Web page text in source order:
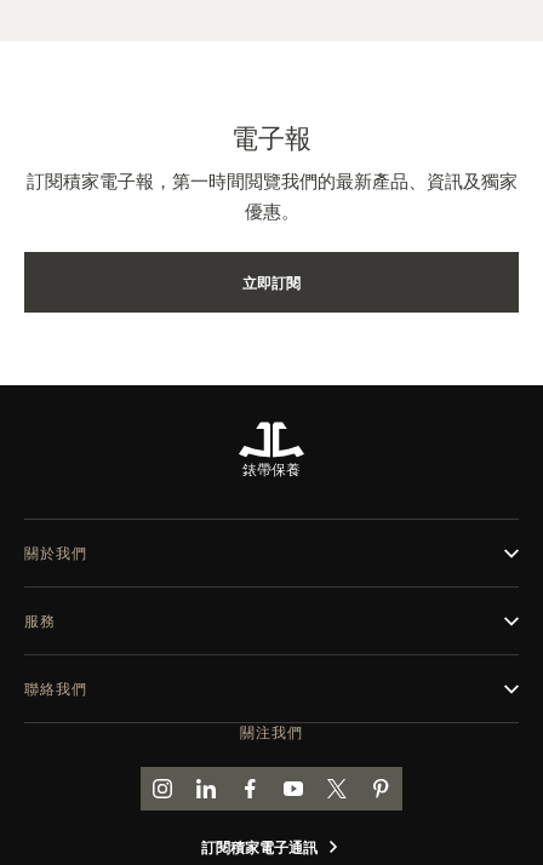
電子報
訂閱積家電子報，第一時間閲覽我們的最新產品、資訊及獨家
優惠。
立即訂閱
錶帶保養
關注我們
前往積家 INSTAGRAM 頁面
前往積家 LINKEDIN 頁面
前往積家 FACEBOOK 頁面
前往積家 YOUTUBE 頁面
前往積家推特頁面
前往積家 PINTEREST
訂閱積家電子通訊
關於我們
服務
聯絡我們